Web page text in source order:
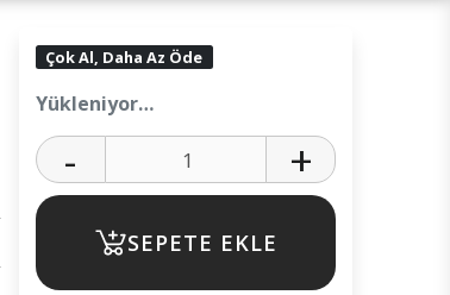
Çok Al, Daha Az Öde
Yükleniyor…
- +
SEPETE EKLE